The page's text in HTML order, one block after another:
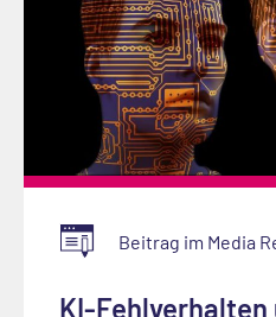
Beitrag im Media
KI-Fehlverhalten